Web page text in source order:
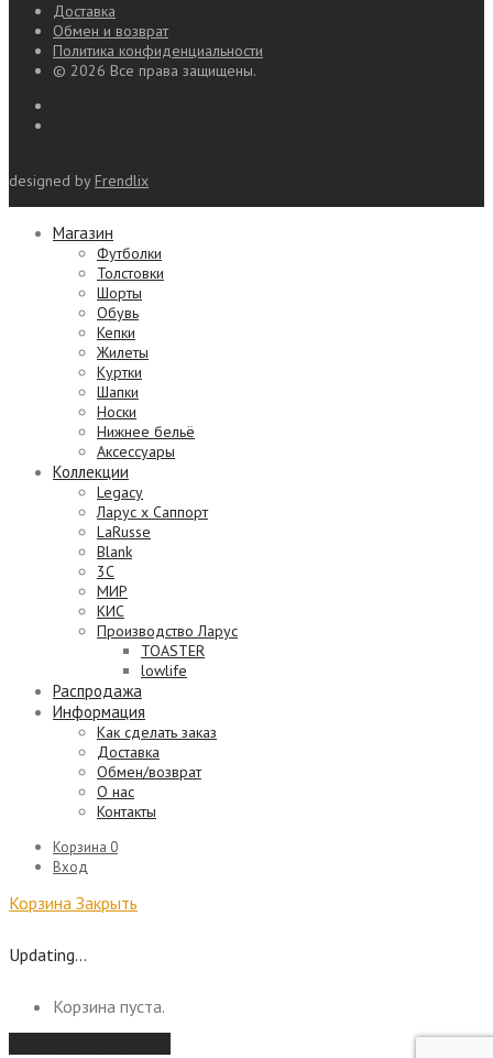
Доставка
Обмен и возврат
Политика конфиденциальности
© 2026 Все права защищены.
designed by Frendlix
Магазин
Футболки
Толстовки
Шорты
Обувь
Кепки
Жилеты
Куртки
Шапки
Носки
Нижнее бельё
Аксессуары
Коллекции
Legacy
Ларус х Саппорт
LaRusse
Blank
3C
МИР
КИС
Производство Ларус
TOASTER
lowlife
Распродажа
Информация
Как сделать заказ
Доставка
Обмен/возврат
О нас
Контакты
Корзина 0
Вход
Корзина Закрыть
Updating…
Корзина пуста.